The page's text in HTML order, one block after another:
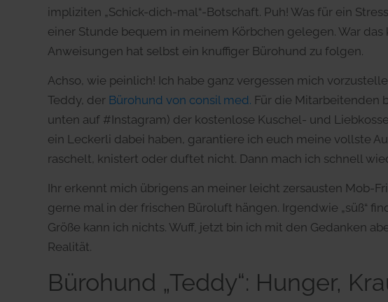
impliziten „Schick-dich-mal“-Botschaft. Puh! Was für ein
einer Stunde bequem in meinem Körbchen gelegen. War das
Anweisungen hat selbst ein knuffiger Bürohund zu folgen.
Achso, wie peinlich! Ich habe ganz vergessen mich
Teddy, der Bürohund von consil med. Für die Mitarbeitenden
unten auf #Instagram) der kostenlose Kuschel- und
ein Leckerli dabei haben, garantiere ich euch meine vollste
raschelt, knistert oder duftet nicht. Dann mach ich schnell
Ihr erkennt mich übrigens an meiner leicht zersausten Mob-
gerne mal in der frischen Büroluft hängen. Irgendwie „süß“
Größe kann ich nichts. Wuff, jetzt bin ich mit den Gedanken
Realität.
Bürohund „Teddy“: Hunger,